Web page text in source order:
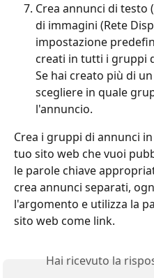
Crea annunci di testo
di immagini (Rete
impostazione
creati in tutti i gruppi
Se hai creato più di
scegliere in quale
l'annuncio.
Crea i gruppi di annunci
tuo sito web che vuoi
le parole chiave
crea annunci separati,
l'argomento e utilizza la
sito web come link.
Hai ricevuto la